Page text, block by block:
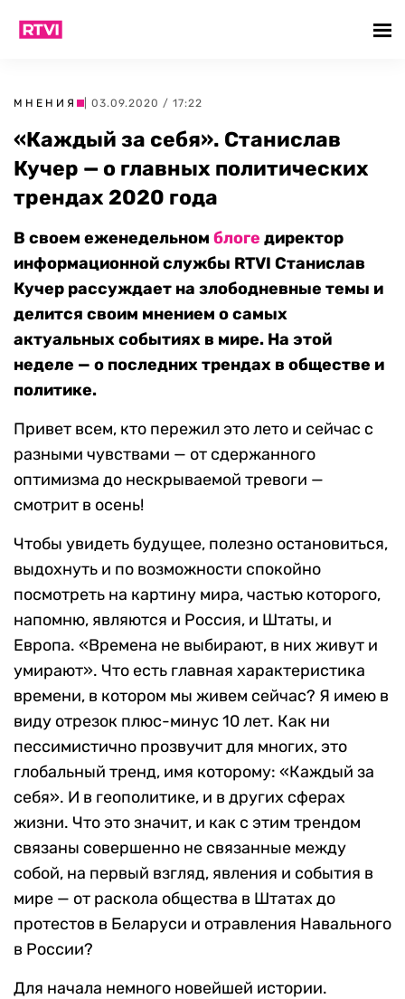
МНЕНИЯ | 03.09.2020 / 17:22
«Каждый за себя». Станислав
Кучер — о главных политических
трендах 2020 года
В своем еженедельном блоге директор
информационной службы RTVI Станислав
Кучер рассуждает на злободневные темы и
делится своим мнением о самых
актуальных событиях в мире. На этой
неделе — о последних трендах в обществе и
политике.
Привет всем, кто пережил это лето и сейчас с
разными чувствами — от сдержанного
оптимизма до нескрываемой тревоги —
смотрит в осень!
Чтобы увидеть будущее, полезно остановиться,
выдохнуть и по возможности спокойно
посмотреть на картину мира, частью которого,
напомню, являются и Россия, и Штаты, и
Европа. «Времена не выбирают, в них живут и
умирают». Что есть главная характеристика
времени, в котором мы живем сейчас? Я имею в
виду отрезок плюс-минус 10 лет. Как ни
пессимистично прозвучит для многих, это
глобальный тренд, имя которому: «Каждый за
себя». И в геополитике, и в других сферах
жизни. Что это значит, и как с этим трендом
связаны совершенно не связанные между
собой, на первый взгляд, явления и события в
мире — от раскола общества в Штатах до
протестов в Беларуси и отравления Навального
в России?
Для начала немного новейшей истории.